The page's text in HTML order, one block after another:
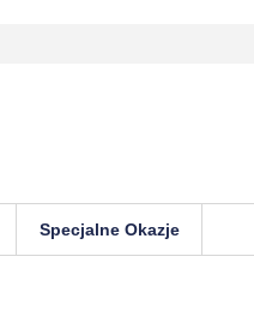
Specjalne Okazje